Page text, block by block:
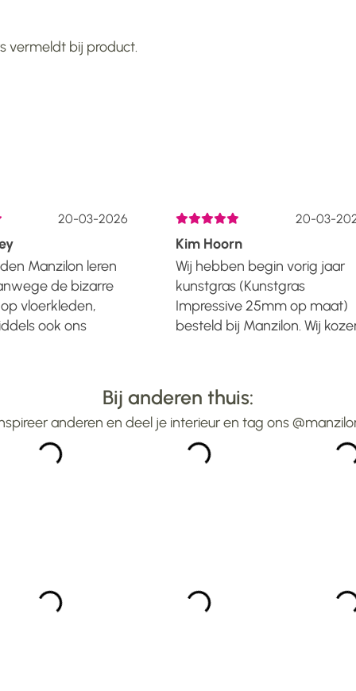
vermeldt bij product.
20-03-2026
Manzilon leren
de bizarre
vloerkleden,
ook ons
salontafel. Wat
een......
20-03-
Kim Hoorn
Wij hebben begin vorig jaar
kunstgras (Kunstgras
Impressive 25mm op maat)
besteld bij Manzilon. Wij
kon worden. Wij zijn hier nog
steeds zo blij mee. Gister even
de stofzuiger er over na......
Bij anderen thuis:
anderen en deel je interieur en tag ons